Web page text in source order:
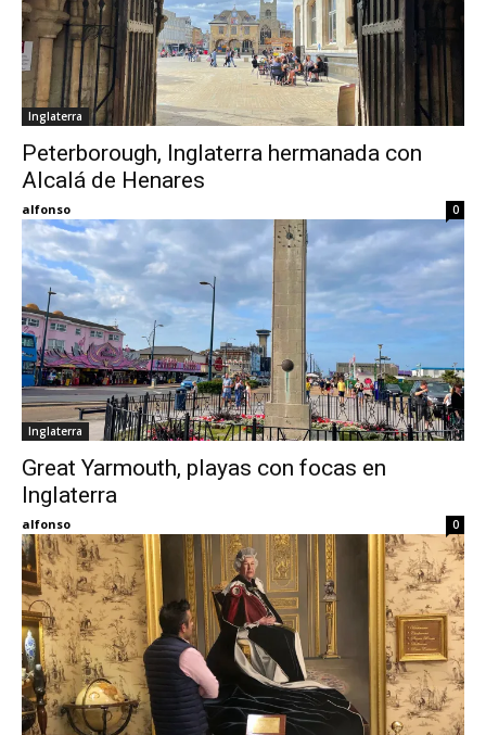
Inglaterra
Peterborough, Inglaterra hermanada con
Alcalá de Henares
alfonso 0
Inglaterra
Great Yarmouth, playas con focas en
Inglaterra
alfonso 0